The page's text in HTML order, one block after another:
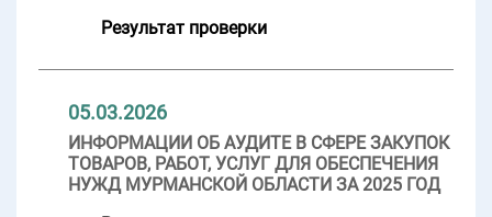
Результат проверки
05.03.2026
ИНФОРМАЦИИ ОБ АУДИТЕ В СФЕРЕ ЗАКУПОК
ТОВАРОВ, РАБОТ, УСЛУГ ДЛЯ ОБЕСПЕЧЕНИЯ
НУЖД МУРМАНСКОЙ ОБЛАСТИ ЗА 2025 ГОД